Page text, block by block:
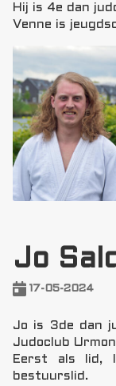
Hij is 4e dan
Venne is
Jo
17-05-2024
Jo is 3de dan
Judoclub
Eerst als lid,
bestuurslid.